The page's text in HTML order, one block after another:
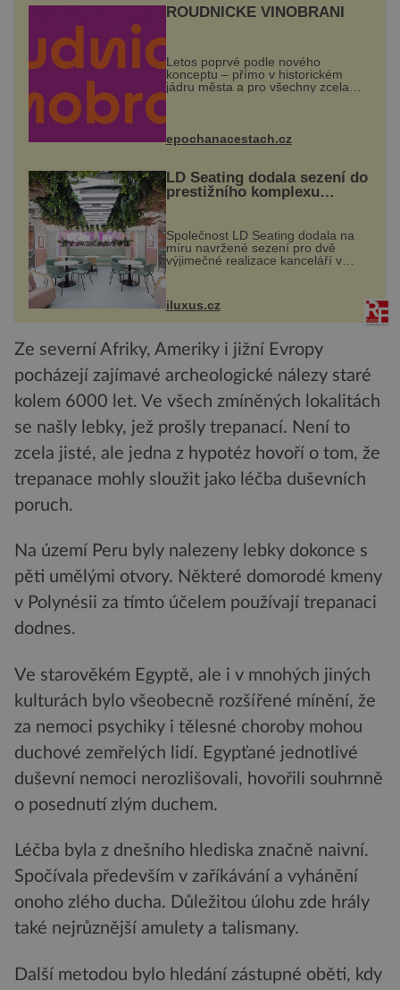
ROUDNICKÉ VINOBRANÍ
Letos poprvé podle nového
konceptu – přímo v historickém
jádru města a pro všechny zcela
zdarma. Hlavní program se
náměstí. Návštěvníci se mohou těšit
na víno, burčák, pes...
epochanacestach.cz
LD Seating dodala sezení do
prestižního komplexu
MediaCityUK v Salfordu
Společnost LD Seating dodala na
míru navržené sezení pro dvě
výjimečné realizace kanceláří v
areálu MediaCityUK v anglickém
Tower a Orange Tower. Komplex
budov Media...
iluxus.cz
Ze severní Afriky, Ameriky i jižní Evropy
pocházejí zajímavé archeologické nálezy staré
kolem 6000 let. Ve všech zmíněných lokalitách
se našly lebky, jež prošly trepanací. Není to
zcela jisté, ale jedna z hypotéz hovoří o tom, že
trepanace mohly sloužit jako léčba duševních
poruch.
Na území Peru byly nalezeny lebky dokonce s
pěti umělými otvory. Některé domorodé kmeny
v Polynésii za tímto účelem používají trepanaci
dodnes.
Ve starověkém Egyptě, ale i v mnohých jiných
kulturách bylo všeobecně rozšířené mínění, že
za nemoci psychiky i tělesné choroby mohou
duchové zemřelých lidí. Egypťané jednotlivé
duševní nemoci nerozlišovali, hovořili souhrnně
o posednutí zlým duchem.
Léčba byla z dnešního hlediska značně naivní.
Spočívala především v zaříkávání a vyhánění
onoho zlého ducha. Důležitou úlohu zde hrály
také nejrůznější amulety a talismany.
Další metodou bylo hledání zástupné oběti, kdy